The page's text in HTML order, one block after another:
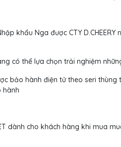
khẩu Nga được CTY
có thể lựa chọn trải nghiệm
bảo hành điện tử theo seri
hành
dành cho khách hàng khi mua